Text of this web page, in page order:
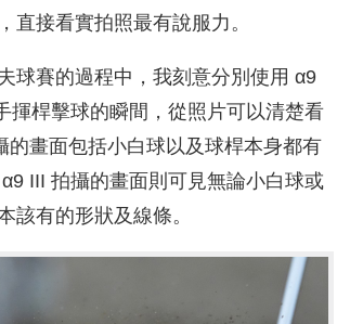
直接看實拍照最有說服力。
球賽的過程中，我刻意分別使用 α9
揮桿擊球的瞬間，從照片可以清楚看
的畫面包括小白球以及球桿本身都有
III 拍攝的畫面則可見無論小白球或
該有的形狀及線條。